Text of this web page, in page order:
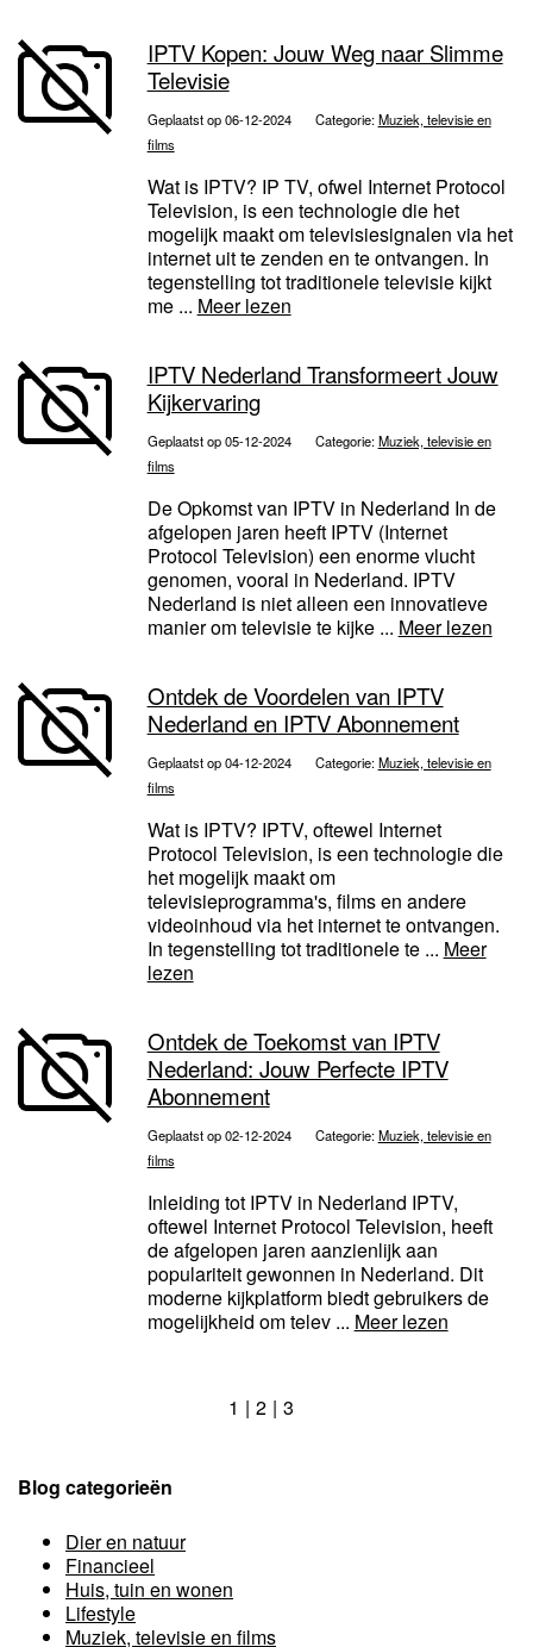
IPTV Kopen: Jouw Weg naar Slimme
Televisie
Geplaatst op 06-12-2024 Categorie:Muziek, televisie en
films
Wat is IPTV? IP TV, ofwel Internet Protocol
Television, is een technologie die het
mogelijk maakt om televisiesignalen via het
internet uit te zenden en te ontvangen. In
tegenstelling tot traditionele televisie kijkt
me ... Meer lezen
IPTV Nederland Transformeert Jouw
Kijkervaring
Geplaatst op 05-12-2024 Categorie:Muziek, televisie en
films
De Opkomst van IPTV in Nederland In de
afgelopen jaren heeft IPTV (Internet
Protocol Television) een enorme vlucht
genomen, vooral in Nederland. IPTV
Nederland is niet alleen een innovatieve
manier om televisie te kijke ... Meer lezen
Ontdek de Voordelen van IPTV
Nederland en IPTV Abonnement
Geplaatst op 04-12-2024 Categorie:Muziek, televisie en
films
Wat is IPTV? IPTV, oftewel Internet
Protocol Television, is een technologie die
het mogelijk maakt om
televisieprogramma's, films en andere
videoinhoud via het internet te ontvangen.
In tegenstelling tot traditionele te ... Meer
lezen
Ontdek de Toekomst van IPTV
Nederland: Jouw Perfecte IPTV
Abonnement
Geplaatst op 02-12-2024 Categorie:Muziek, televisie en
films
Inleiding tot IPTV in Nederland IPTV,
oftewel Internet Protocol Television, heeft
de afgelopen jaren aanzienlijk aan
populariteit gewonnen in Nederland. Dit
moderne kijkplatform biedt gebruikers de
mogelijkheid om telev ... Meer lezen
1 2 3
Blog categorieën
Dier en natuur
Financieel
Huis, tuin en wonen
Lifestyle
Muziek, televisie en films